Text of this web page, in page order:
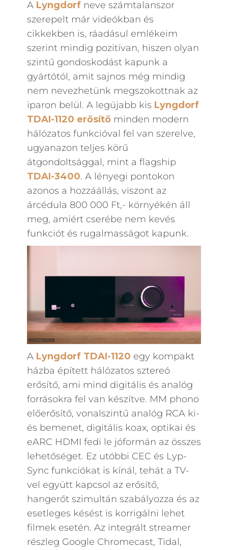
A Lyngdorfneve számtalanszor
szerepelt már videókban és
cikkekben is, ráadásul emlékeim
szerint mindig pozitívan, hiszen olyan
szintű gondoskodást kapunk a
gyártótól, amit sajnos még mindig
nem nevezhetünk megszokottnak az
iparon belül. A legújabb kis Lyngdorf
TDAI-1120 erősítőminden modern
hálózatos funkcióval fel van szerelve,
ugyanazon teljes körű
átgondoltsággal, mint a flagship
TDAI-3400. A lényegi pontokon
azonos a hozzáállás, viszont az
árcédula 800 000 Ft,- környékén áll
meg, amiért cserébe nem kevés
funkciót és rugalmasságot kapunk.
A Lyngdorf TDAI-1120 egy kompakt
házba épített hálózatos sztereó
erősítő, ami mind digitális és analóg
forrásokra fel van készítve. MM phono
előerősítő, vonalszintű analóg RCA ki-
és bemenet, digitális koax, optikai és
eARC HDMI fedi le jóformán az összes
lehetőséget. Ez utóbbi CEC és Lyp-
Sync funkciókat is kínál, tehát a TV-
vel együtt kapcsol az erősítő,
hangerőt szimultán szabályozza és az
esetleges késést is korrigálni lehet
filmek esetén. Az integrált streamer
részleg Google Chromecast, Tidal,